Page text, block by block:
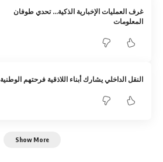
غرف العمليات الإخبارية الذكية… تحدي طوفان
المعلومات
النقل الداخلي يشارك أبناء اللاذقية فرحتهم الوطنية
Show More